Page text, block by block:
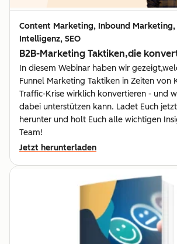
Content Marketing, Inbound
Intelligenz, SEO
B2B-Marketing Taktiken,die
In diesem Webinar haben wir
Funnel Marketing Taktiken in Zeiten von
Traffic-Krise wirklich konvertieren - und
dabei unterstützen kann. Ladet Euch
herunter und holt Euch alle wichtigen
Team!
Jetzt herunterladen